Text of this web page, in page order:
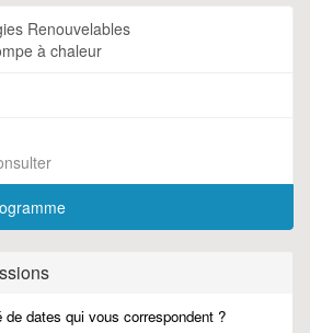
Renouvelables
à chaleur
dates qui vous correspondent ?